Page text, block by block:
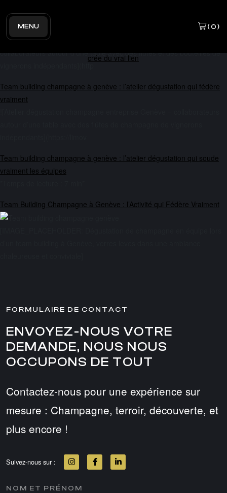
MENU (0)
Archives
Team building champagne à genève : l’animation qui crée du vrai lien
![Atelier dégustation champagne en entreprise à Genève,
collaborateurs autour d’une table avec des flûtes et des bouteilles de
Team building champagne à genève : l’atelier dégustation qui fédère
vraiment
Team building champagne à genève : l’atelier dégustation qui soude
vraiment les équipes
Team Building Champagne à Genève : l’Activité qui Fédère Vraiment
FORMULAIRE DE CONTACT
ENVOYEZ-NOUS VOTRE
DEMANDE, NOUS NOUS
OCCUPONS DE TOUT
Contactez-nous pour une expérience sur
mesure : Champagne, terroir, découverte, et
plus encore !
Suivez-nous sur :
NOM ET PRÉNOM